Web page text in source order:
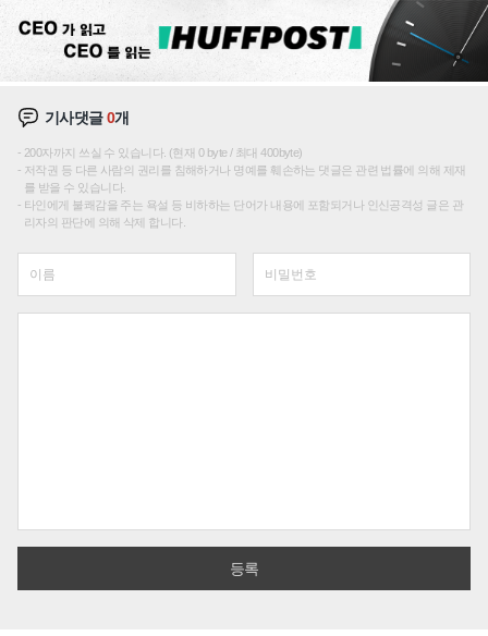
기사댓글0개
200자까지 쓰실 수 있습니다. (현재 0 byte / 최대 400byte)
저작권 등 다른 사람의 권리를 침해하거나 명예를 훼손하는 댓글은 관련 법률에 의해 제재
를 받을 수 있습니다.
타인에게 불쾌감을 주는 욕설 등 비하하는 단어가 내용에 포함되거나 인신공격성 글은 관
리자의 판단에 의해 삭제 합니다.